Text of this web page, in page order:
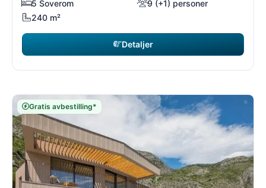
5 Soverom
9 (+1) personer
240 m²
Detaljer
Gratis avbestilling*